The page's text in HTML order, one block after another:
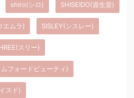
shiro(シロ) SHISEIDO(資生堂)
ムラ) SISLEY(シスレー)
スリー)
フォードビューティ)
スド)